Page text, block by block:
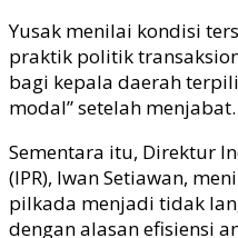
Yusak menilai kondisi
praktik politik
bagi kepala daerah
modal” setelah menjabat.
Sementara itu, Direktur
(IPR), Iwan Setiawan,
pilkada menjadi tidak
dengan alasan efisiensi